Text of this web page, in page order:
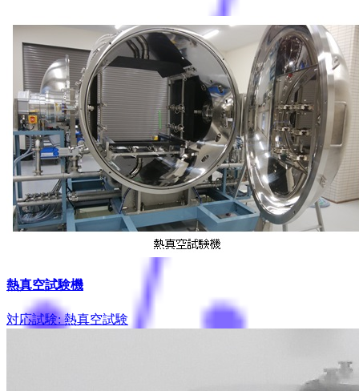
熱真空試験機
対応試験: 熱真空試験